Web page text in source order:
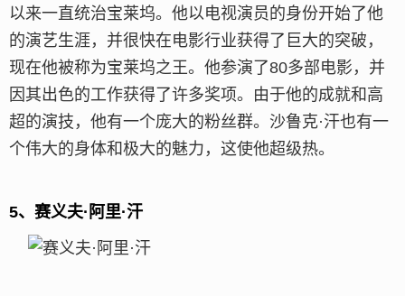
以来一直统治宝莱坞。他以电视演员的身份开始了他
的演艺生涯，并很快在电影行业获得了巨大的突破，
现在他被称为宝莱坞之王。他参演了80多部电影，并
因其出色的工作获得了许多奖项。由于他的成就和高
超的演技，他有一个庞大的粉丝群。沙鲁克·汗也有一
个伟大的身体和极大的魅力，这使他超级热。
5、赛义夫·阿里·汗